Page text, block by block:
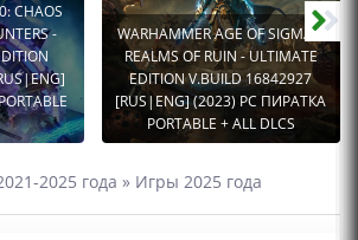
CHAOS
-
WARHAMMER AGE OF SIGMAR:
REALMS OF RUIN - ULTIMATE
EDITION V.BUILD 16842927
[RUS|ENG] (2023) PC ПИРАТКА
PORTABLE + ALL DLCS
2025 года » Игры 2025 года